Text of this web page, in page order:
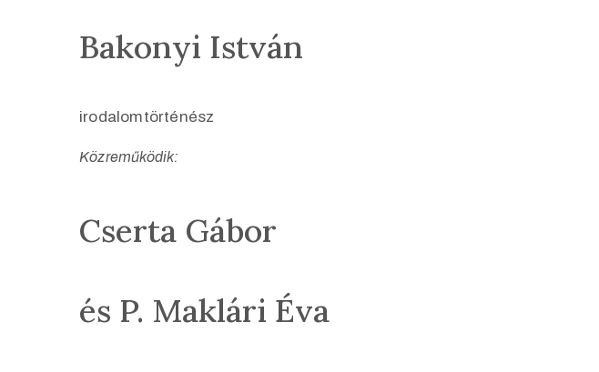
Bakonyi István
irodalomtörténész
Közreműködik:
Cserta Gábor
és P. Maklári Éva